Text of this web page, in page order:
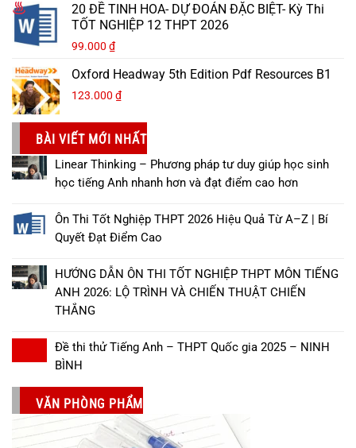
20 ĐỀ TINH HOA- DỰ ĐOÁN ĐẶC BIỆT- Kỳ Thi
TỐT NGHIỆP 12 THPT 2026
99.000 ₫
Oxford Headway 5th Edition Pdf Resources B1
123.000 ₫
BÀI VIẾT MỚI NHẤT
Linear Thinking – Phương pháp tư duy giúp học sinh
học tiếng Anh nhanh hơn và đạt điểm cao hơn
Ôn Thi Tốt Nghiệp THPT 2026 Hiệu Quả Từ A–Z | Bí
Quyết Đạt Điểm Cao
HƯỚNG DẪN ÔN THI TỐT NGHIỆP THPT MÔN TIẾNG
ANH 2026: LỘ TRÌNH VÀ CHIẾN THUẬT CHIẾN
THẮNG
Đề thi thử Tiếng Anh – THPT Quốc gia 2025 – NINH
BÌNH
VĂN PHÒNG PHẨM